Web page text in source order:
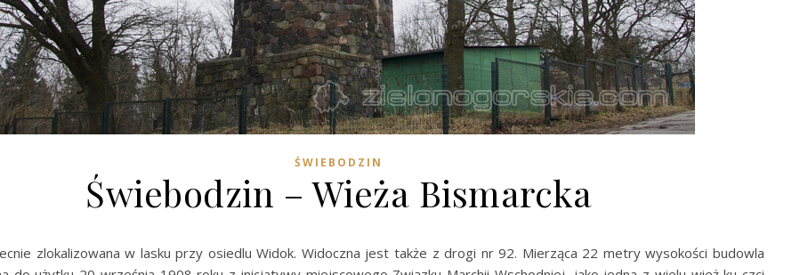
ŚWIEBODZIN
Świebodzin – Wieża Bismarcka
zlokalizowana w lasku przy osiedlu Widok. Widoczna jest także z drogi nr 92. Mierząca 22 metry wysokości budowla